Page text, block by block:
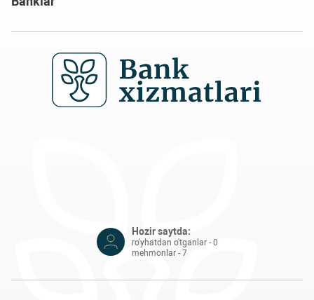
ro'yhatdan o'tganlar - 0
mehmonlar - 7